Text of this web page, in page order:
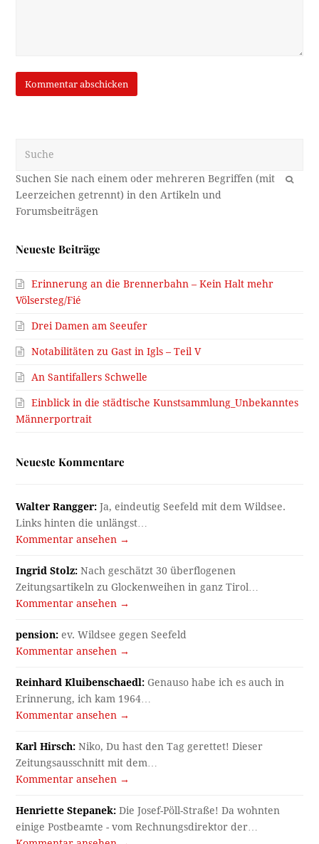
OK
Neueste Beiträge
Erinnerung an die Brennerbahn – Kein Halt mehr
Völsersteg/Fié
Drei Damen am Seeufer
Notabilitäten zu Gast in Igls – Teil V
An Santifallers Schwelle
Einblick in die städtische Kunstsammlung_Unbekanntes
Männerportrait
Neueste Kommentare
Walter Rangger: Ja, eindeutig Seefeld mit dem Wildsee.
Links hinten die unlängst…
Kommentar ansehen →
Ingrid Stolz: Nach geschätzt 30 überflogenen
Zeitungsartikeln zu Glockenweihen in ganz Tirol…
Kommentar ansehen →
pension: ev. Wildsee gegen Seefeld
Kommentar ansehen →
Reinhard Kluibenschaedl: Genauso habe ich es auch in
Erinnerung, ich kam 1964…
Kommentar ansehen →
Karl Hirsch: Niko, Du hast den Tag gerettet! Dieser
Zeitungsausschnitt mit dem…
Kommentar ansehen →
Henriette Stepanek: Die Josef-Pöll-Straße! Da wohnten
einige Postbeamte - vom Rechnungsdirektor der…